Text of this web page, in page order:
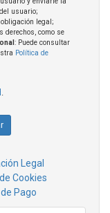
usuario;
legal;
derechos, como se
: Puede consultar
Política de
Legal
Cookies
Pago